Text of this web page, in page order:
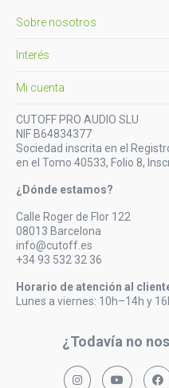
Sobre nosotros
Interés
Mi cuenta
CUTOFF PRO AUDIO SLU
NIF B64834377
Sociedad inscrita en el
en el Tomo 40533, Folio 8,
¿Dónde estamos?
Calle Roger de Flor 122
08013 Barcelona
info@cutoff.es
+34 93 532 32 36
Horario de atención al
Lunes a viernes: 10h–14h y
¿Todavía no